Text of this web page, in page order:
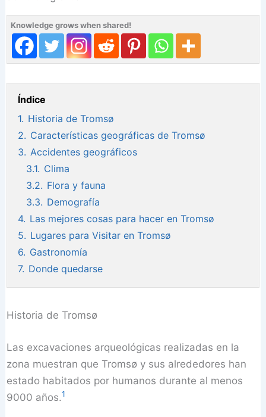
Knowledge grows when shared!
Índice
1. Historia de Tromsø
2. Características geográficas de Tromsø
3. Accidentes geográficos
3.1. Clima
3.2. Flora y fauna
3.3. Demografía
4. Las mejores cosas para hacer en Tromsø
5. Lugares para Visitar en Tromsø
6. Gastronomía
7. Donde quedarse
Historia de Tromsø
Las excavaciones arqueológicas realizadas en la
zona muestran que Tromsø y sus alrededores han
estado habitados por humanos durante al menos
9000 años.1